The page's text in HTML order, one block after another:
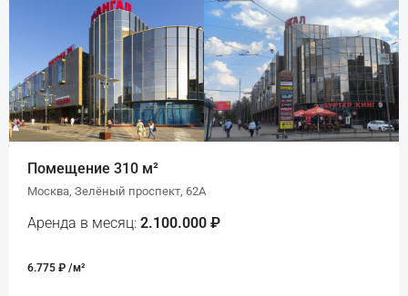
Помещение 310 м²
Москва, Зелёный проспект, 62А
Аренда в месяц: 2.100.000 ₽
6.775 ₽ /м²